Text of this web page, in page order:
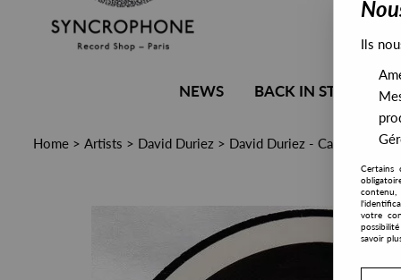
NEWS BACK IN STOCK
Home > Artists > David Duriez > David Duriez - Can You Feel
Ils
Certains
contenu,
votre
savoir